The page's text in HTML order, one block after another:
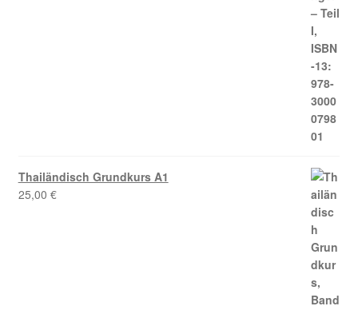
Thailändisch Grundkurs A1
25,00 €